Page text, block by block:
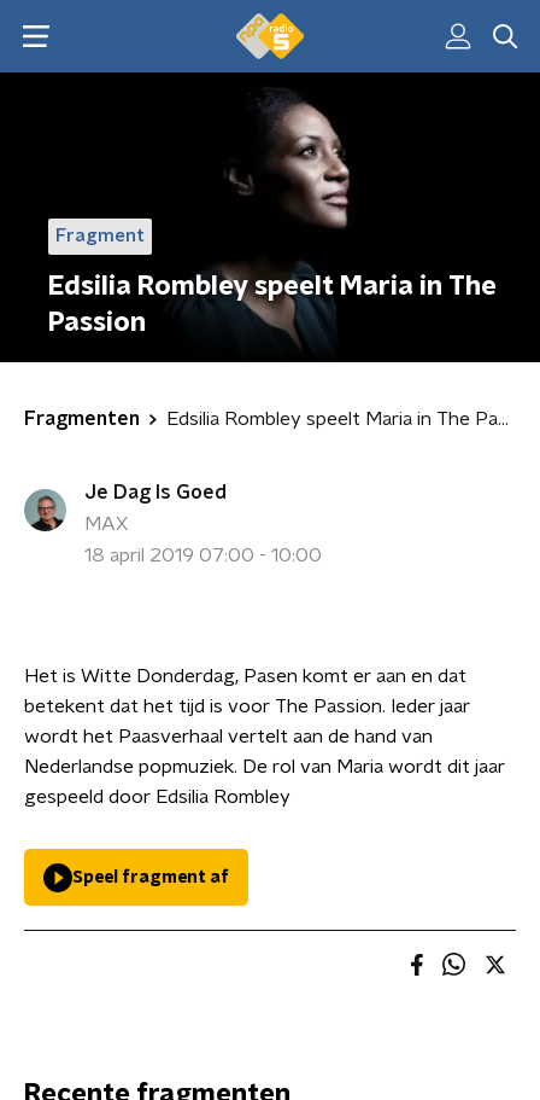
Fragment
Edsilia Rombley speelt Maria in The
Passion
Fragmenten Edsilia Rombley speelt Maria in The Passion
Je Dag Is Goed
MAX
18 april 2019 07:00 - 10:00
Het is Witte Donderdag, Pasen komt er aan en dat
betekent dat het tijd is voor The Passion. Ieder jaar
wordt het Paasverhaal vertelt aan de hand van
Nederlandse popmuziek. De rol van Maria wordt dit jaar
gespeeld door Edsilia Rombley
Speel fragment af
Recente fragmenten